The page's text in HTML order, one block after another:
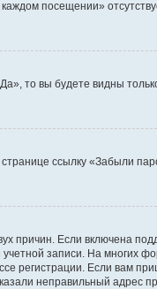
посещении»
то вы будете видны
ссылку «Забыли
причин. Если включена
записи. На многих
регистрации. Если вам
неправильный адрес